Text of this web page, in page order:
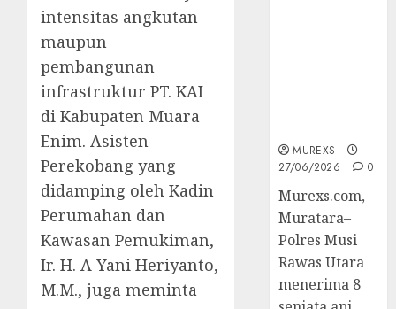
intensitas angkutan
maupun
pembangunan
infrastruktur PT. KAI
di Kabupaten Muara
Enim. Asisten
Perekobang yang
didamping oleh Kadin
Perumahan dan
Kawasan Pemukiman,
Ir. H. A Yani Heriyanto,
M.M., juga meminta
MUREXS
27/06/2026
0
Murexs.com,
Muratara–
Polres Musi
Rawas Utara
menerima 8